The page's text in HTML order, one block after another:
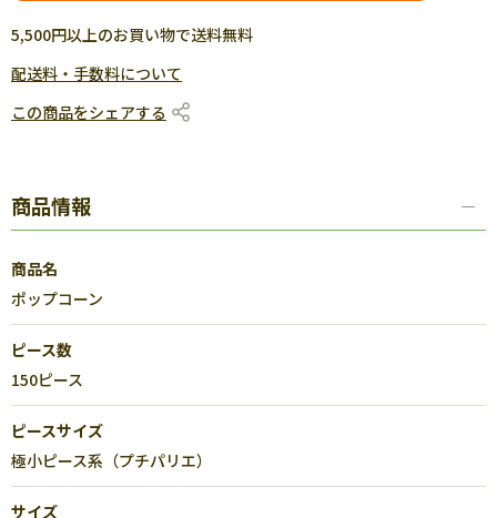
5,500円以上のお買い物で送料無料
配送料・手数料について
この商品をシェアする
商品情報
商品名
ポップコーン
ピース数
150ピース
ピースサイズ
極小ピース系（プチパリエ）
サイズ